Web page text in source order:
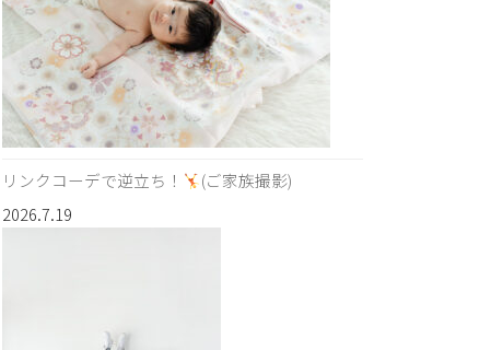
リンクコーデで逆立ち！
(ご家族撮影)
2026.7.19